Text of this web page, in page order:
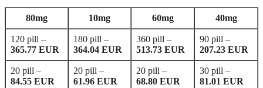
80mg 10mg 60mg 40mg
120 pill –
365.77 EUR
180 pill –
364.04 EUR
360 pill –
513.73 EUR
90 pill –
207.23 EUR
20 pill –
84.55 EUR
20 pill –
61.96 EUR
20 pill –
68.80 EUR
30 pill –
81.01 EUR